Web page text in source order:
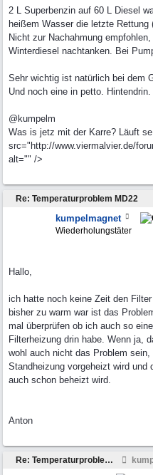
2 L Superbenzin auf 60 L Diesel
heißem Wasser die letzte Rettung
Nicht zur Nachahmung
Winterdiesel nachtanken. Bei
Sehr wichtig ist natürlich bei dem
Und noch eine in petto. Hintendrin.
@kumpelm
Was is jetz mit der Karre? Läuft
src="http://www.viermalvier.de/
alt="" />
Re: Temperaturproblem MD22
kumpelmagnet
Wiederholungstäter
Hallo,
ich hatte noch keine Zeit den
bisher zu warm war ist das
mal überprüfen ob ich auch so eine
Filterheizung drin habe. Wenn ja,
wohl auch nicht das Problem
Standheizung vorgeheizt wird und
auch schon beheizt wird.
Anton
Re: Temperaturproblem MD22